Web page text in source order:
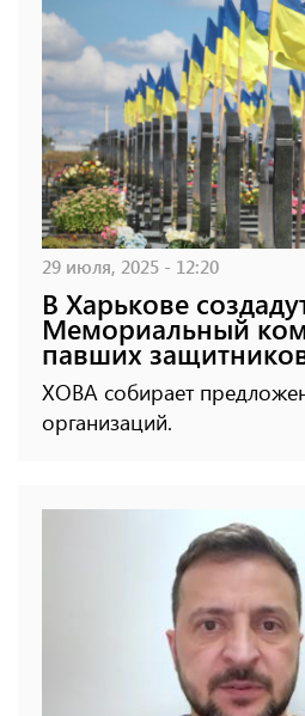
29 июля, 2025 - 12:20
В Харькове
Мемориальный
павших
ХОВА собирает
организаций.